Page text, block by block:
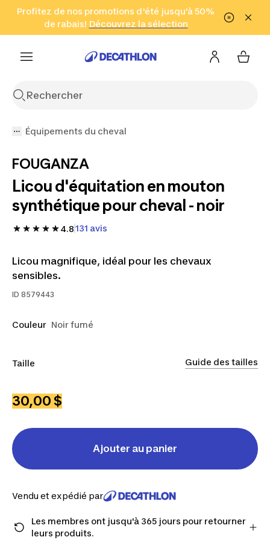
Aller à la recherche Aller au contenu Aller au pied de
Profitez de nos promotions d'été jusqu'à 50%
de rabais! Découvrez la sélection
Cliquez ici
en seulement 2 h!
(Zones sélectionnées)
Équipements du cheval
FOUGANZA
Licou d'équitation en mouton
synthétique pour cheval - noir
4.8131 avis
Licou magnifique, idéal pour les chevaux
sensibles.
ID 8579443
Couleur Noir fumé
Taille
Guide des tailles
30,00 $
Ajouter au panier
Vendu et expédié par
Les membres ont jusqu'à 365 jours pour retourner
leurs produits.